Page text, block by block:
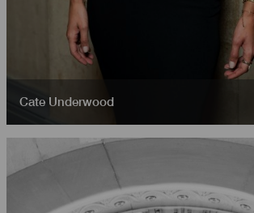
Cate Underwood